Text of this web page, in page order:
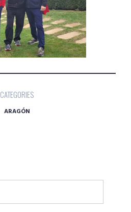
CATEGORIES
ARAGÓN